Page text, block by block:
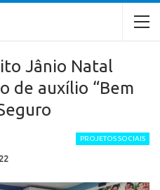
Jânio Natal
de auxílio “Bem
PROJETOS SOCIAIS